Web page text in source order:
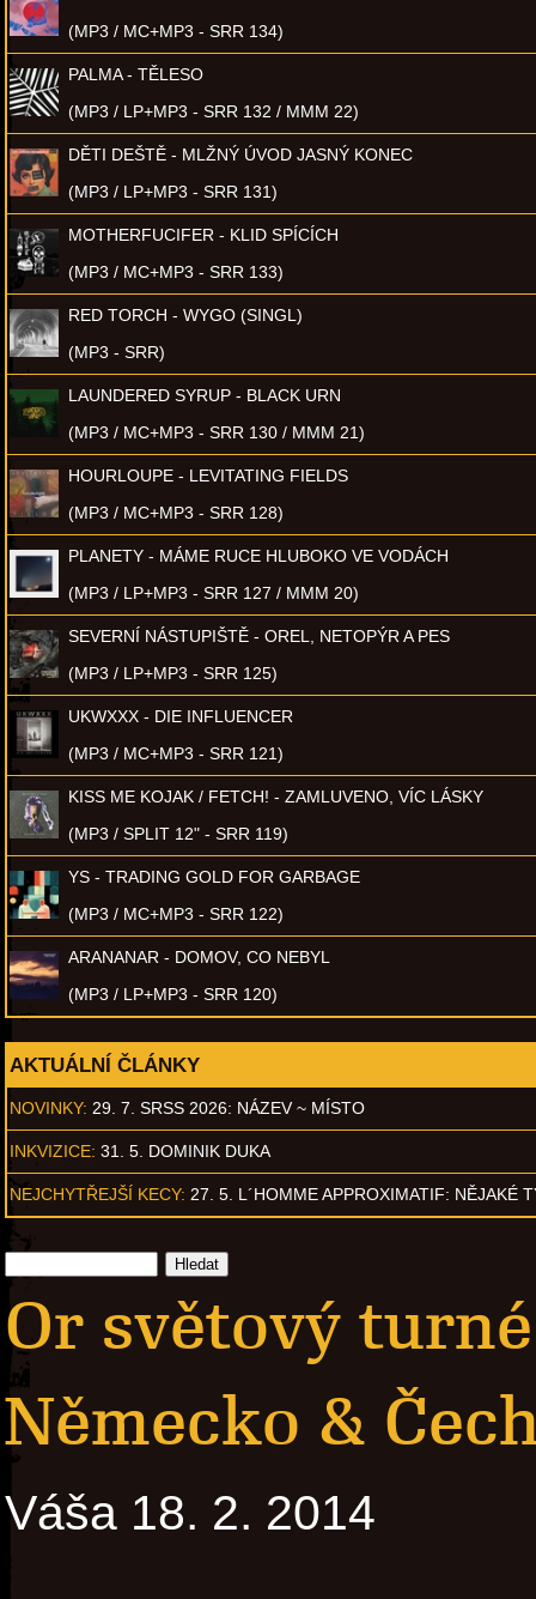
(MP3 / MC+MP3 - SRR 134)
PALMA - TĚLESO
(MP3 / LP+MP3 - SRR 132 / MMM 22)
DĚTI DEŠTĚ - MLŽNÝ ÚVOD JASNÝ KONEC
(MP3 / LP+MP3 - SRR 131)
MOTHERFUCIFER - KLID SPÍCÍCH
(MP3 / MC+MP3 - SRR 133)
RED TORCH - WYGO (SINGL)
(MP3 - SRR)
LAUNDERED SYRUP - BLACK URN
(MP3 / MC+MP3 - SRR 130 / MMM 21)
HOURLOUPE - LEVITATING FIELDS
(MP3 / MC+MP3 - SRR 128)
PLANETY - MÁME RUCE HLUBOKO VE VODÁCH
(MP3 / LP+MP3 - SRR 127 / MMM 20)
SEVERNÍ NÁSTUPIŠTĚ - OREL, NETOPÝR A PES
(MP3 / LP+MP3 - SRR 125)
UKWXXX - DIE INFLUENCER
(MP3 / MC+MP3 - SRR 121)
KISS ME KOJAK / FETCH! - ZAMLUVENO, VÍC LÁSKY
(MP3 / SPLIT 12" - SRR 119)
YS - TRADING GOLD FOR GARBAGE
(MP3 / MC+MP3 - SRR 122)
ARANANAR - DOMOV, CO NEBYL
(MP3 / LP+MP3 - SRR 120)
AKTUÁLNÍ ČLÁNKY
NOVINKY: 29. 7. SRSS 2026: NÁZEV ~ MÍSTO
INKVIZICE: 31. 5. DOMINIK DUKA
NEJCHYTŘEJŠÍ KECY: 27. 5. L´HOMME APPROXIMATIF: NĚJAKÉ
Or světový
Německo &
Váša 18. 2. 2014